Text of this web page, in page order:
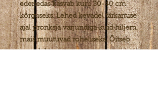
edenedas kasvab kuni 30-40 cm
kõrguseks. Lehed kevadel tärkamise
ajal pronksja varjundiga kuid hiljem
mais muutuvad roheliseks. Õitseb
enne lehtimist.